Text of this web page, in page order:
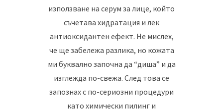
използване на серум за лице, който
съчетава хидратация и лек
антиоксидантен ефект. Не мислех,
че ще забележа разлика, но кожата
ми буквално започна да “диша” и да
изглежда по-свежа. След това се
запознах с по-сериозни процедури
като химически пилинг и